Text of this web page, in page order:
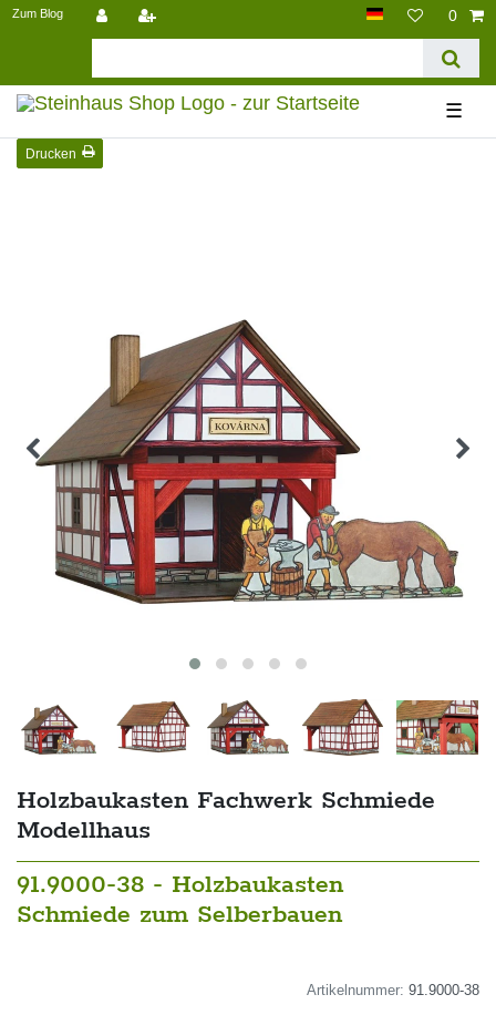
Zum Blog 0
☰
Drucken
Holzbaukasten Fachwerk Schmiede
Modellhaus
91.9000-38 - Holzbaukasten
Schmiede zum Selberbauen
Artikelnummer: 91.9000-38